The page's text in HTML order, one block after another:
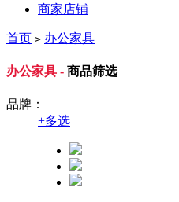
商家店铺
首页 > 办公家具
办公家具 - 商品筛选
品牌：
+多选